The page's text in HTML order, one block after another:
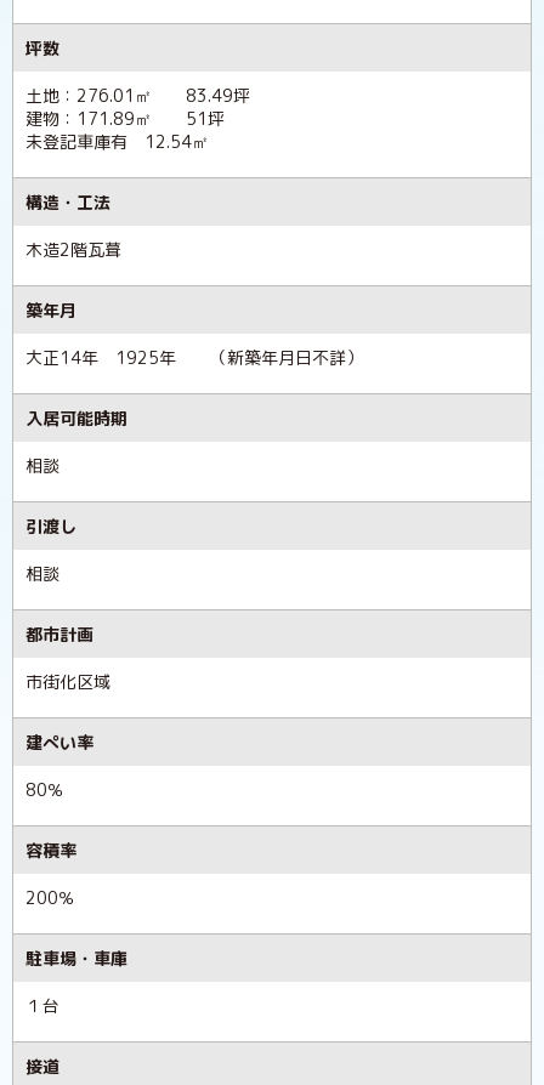
坪数
土地：276.01㎡ 83.49坪
建物：171.89㎡ 51坪
未登記車庫有 12.54㎡
構造・工法
木造2階瓦葺
築年月
大正14年 1925年 （新築年月日不詳）
入居可能時期
相談
引渡し
相談
都市計画
市街化区域
建ぺい率
80％
容積率
200％
駐車場・車庫
１台
接道